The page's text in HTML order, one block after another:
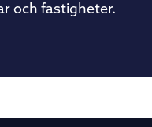
och fastigheter.